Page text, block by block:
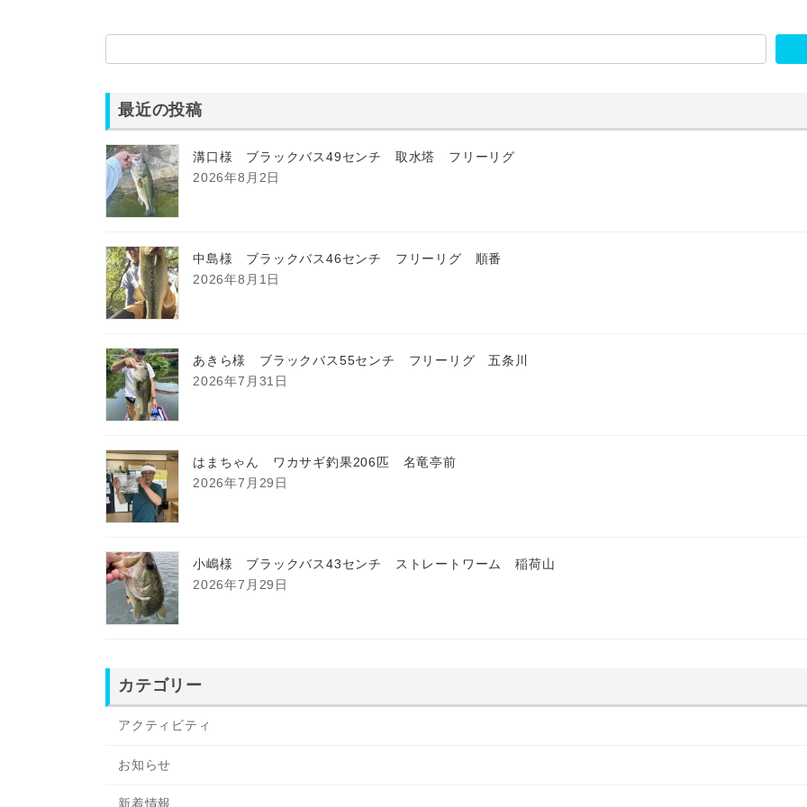
最近の投稿
溝口様 ブラックバス49センチ 取水塔 フリーリグ
2026年8月2日
中島様 ブラックバス46センチ フリーリグ 順番
2026年8月1日
あきら様 ブラックバス55センチ フリーリグ 五条川
2026年7月31日
はまちゃん ワカサギ釣果206匹 名竜亭前
2026年7月29日
小嶋様 ブラックバス43センチ ストレートワーム 稲荷山
2026年7月29日
カテゴリー
アクティビティ
お知らせ
新着情報